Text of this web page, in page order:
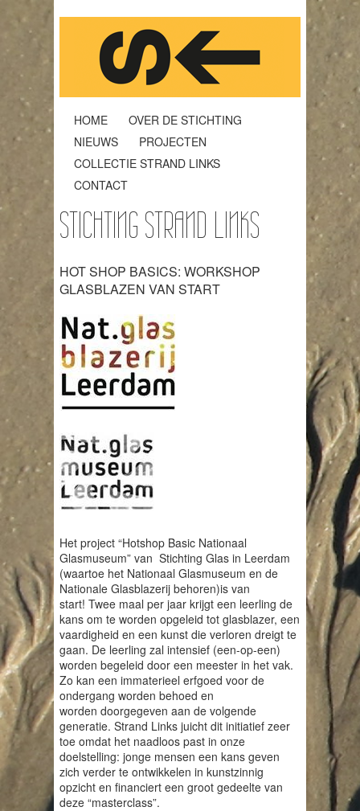
HOME
OVER DE STICHTING
NIEUWS
PROJECTEN
COLLECTIE STRAND LINKS
CONTACT
STICHTING STRAND LINKS
HOT SHOP BASICS: WORKSHOP
GLASBLAZEN VAN START
Het project “Hotshop Basic Nationaal
Glasmuseum” van Stichting Glas in Leerdam
(waartoe het Nationaal Glasmuseum en de
Nationale Glasblazerij behoren)is van
start! Twee maal per jaar krijgt een leerling de
kans om te worden opgeleid tot glasblazer, een
vaardigheid en een kunst die verloren dreigt te
gaan. De leerling zal intensief (een-op-een)
worden begeleid door een meester in het vak.
Zo kan een immaterieel erfgoed voor de
ondergang worden behoed en
worden doorgegeven aan de volgende
generatie. Strand Links juicht dit initiatief zeer
toe omdat het naadloos past in onze
doelstelling: jonge mensen een kans geven
zich verder te ontwikkelen in kunstzinnig
opzicht en financiert een groot gedeelte van
deze “masterclass”.